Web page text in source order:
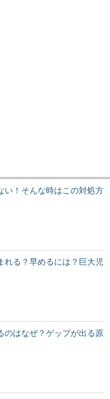
い！そんな時はこの対処方
れる？早めるには？巨大児
のはなぜ？ゲップが出る原